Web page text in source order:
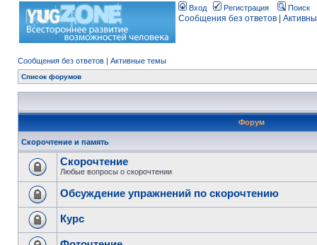
Вход Регистрация Поиск
Сообщения без ответов
Сообщения без ответов | Активные темы
Список форумов
Форум
Скорочтение и память
Скорочтение
Любые вопросы о скорочтении
Обсуждение упражнений по скорочтению
Курс